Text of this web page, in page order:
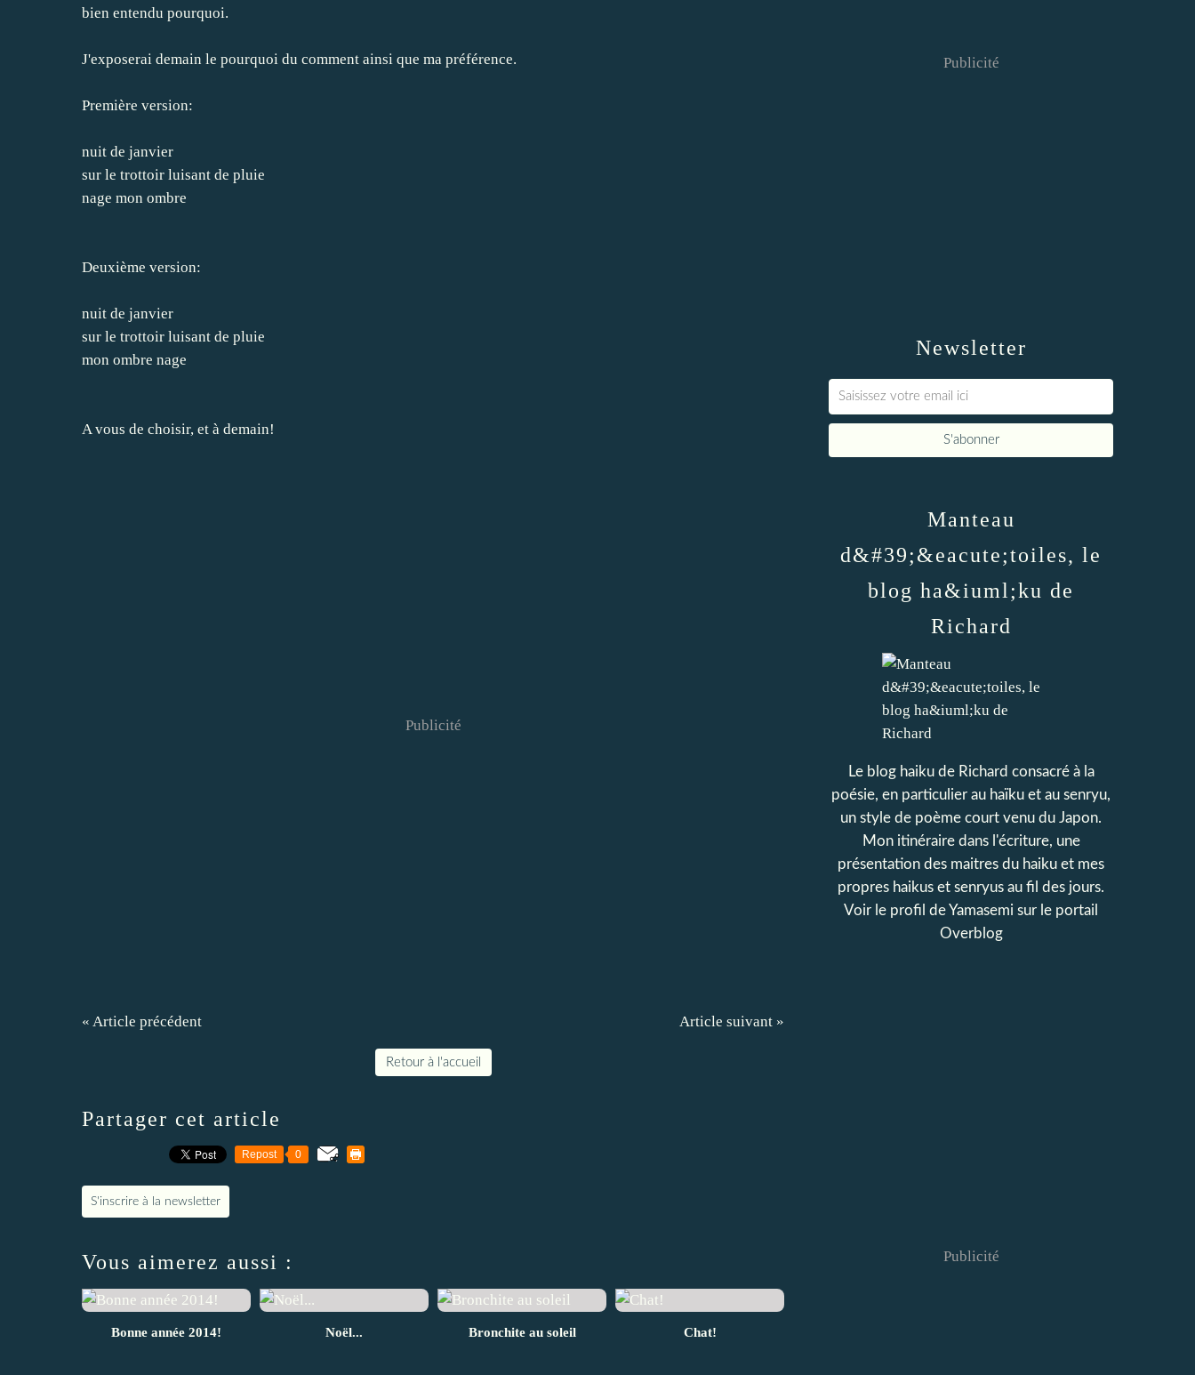
bien entendu pourquoi.
J'exposerai demain le pourquoi du comment ainsi que ma préférence.
Première version:
nuit de janvier
sur le trottoir luisant de pluie
nage mon ombre
Deuxième version:
nuit de janvier
sur le trottoir luisant de pluie
mon ombre nage
A vous de choisir, et à demain!
Publicité
« Article précédent Article suivant »
Retour à l'accueil
Partager cet article
Repost 0
S'inscrire à la newsletter
Vous aimerez aussi :
Bonne année 2014! Noël... Bronchite au soleil Chat!
Newsletter
Publicité
Manteau
d&#39;&eacute;toiles, le
blog ha&iuml;ku de
Richard
Le blog haiku de Richard consacré à la
poésie, en particulier au haïku et au senryu,
un style de poème court venu du Japon.
Mon itinéraire dans l'écriture, une
présentation des maitres du haiku et mes
propres haikus et senryus au fil des jours.
Voir le profil deYamasemi sur le portail
Overblog
Publicité